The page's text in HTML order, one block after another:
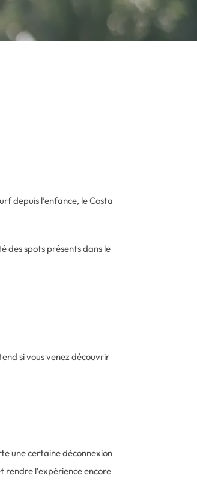
depuis l’enfance, le Costa
des spots présents dans le
si vous venez découvrir
une certaine déconnexion
l’expérience encore